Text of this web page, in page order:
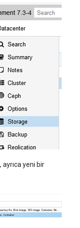
, ayrıca yeni bir